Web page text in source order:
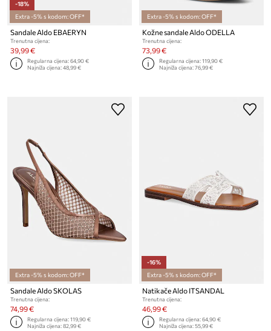
-18%
Extra -5% s kodom: OFF*
Sandale Aldo EBAERYN
Trenutna cijena:
39,99 €
Regularna cijena:64,90 €
Najniža cijena:48,99 €
Extra -5% s kodom: OFF*
Kožne sandale Aldo ODELLA
Trenutna cijena:
73,99 €
Regularna cijena:119,90 €
Najniža cijena:76,99 €
Extra -5% s kodom: OFF*
Sandale Aldo SKOLAS
Trenutna cijena:
74,99 €
Regularna cijena:119,90 €
Najniža cijena:82,99 €
-16%
Extra -5% s kodom: OFF*
Natikače Aldo ITSANDAL
Trenutna cijena:
46,99 €
Regularna cijena:64,90 €
Najniža cijena:55,99 €